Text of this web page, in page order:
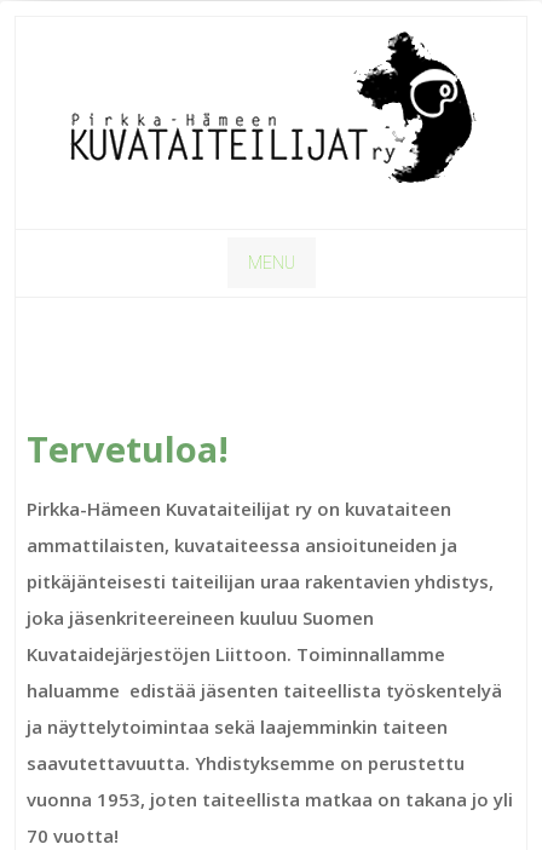
MENU
Tervetuloa!
Pirkka-Hämeen Kuvataiteilijat ry on kuvataiteen
ammattilaisten, kuvataiteessa ansioituneiden ja
pitkäjänteisesti taiteilijan uraa rakentavien yhdistys,
joka jäsenkriteereineen kuuluu Suomen
Kuvataidejärjestöjen Liittoon. Toiminnallamme
haluamme edistää jäsenten taiteellista työskentelyä
ja näyttelytoimintaa sekä laajemminkin taiteen
saavutettavuutta. Yhdistyksemme on perustettu
vuonna 1953, joten taiteellista matkaa on takana jo yli
70 vuotta!